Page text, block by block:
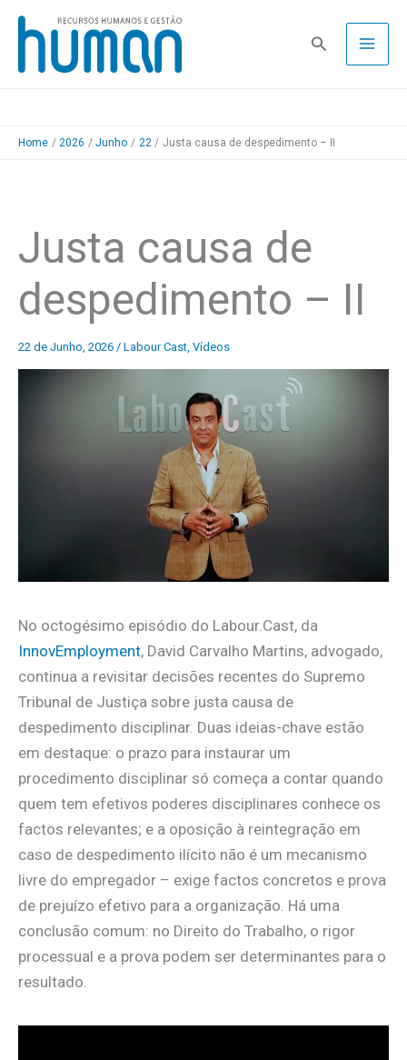
Skip
content
Pesquisa
Home 2026 Junho 22 Justa causa de despedimento – II
Justa causa de
despedimento – II
22 de Junho, 2026 / Labour Cast Vídeos
No octogésimo episódio do Labour.Cast, da
InnovEmployment, David Carvalho Martins, advogado,
continua a revisitar decisões recentes do Supremo
Tribunal de Justiça sobre justa causa de
despedimento disciplinar. Duas ideias-chave estão
em destaque: o prazo para instaurar um
procedimento disciplinar só começa a contar quando
quem tem efetivos poderes disciplinares conhece os
factos relevantes; e a oposição à reintegração em
caso de despedimento ilícito não é um mecanismo
livre do empregador – exige factos concretos e prova
de prejuízo efetivo para a organização. Há uma
conclusão comum: no Direito do Trabalho, o rigor
processual e a prova podem ser determinantes para o
resultado.